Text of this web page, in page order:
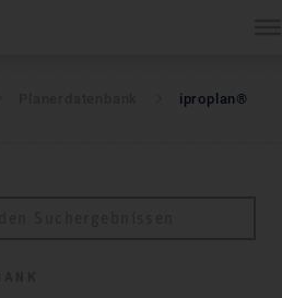
iproplan®